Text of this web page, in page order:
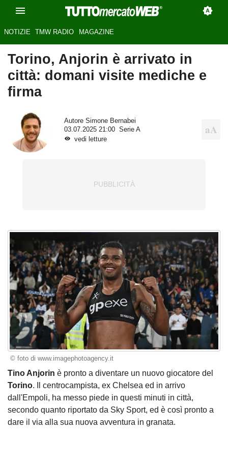
NOTIZIE TMW RADIO MAGAZINE
Torino, Anjorin è arrivato in
città: domani visite mediche e
firma
Autore Simone Bernabei
03.07.2025 21:00
Serie A
vedi letture
© foto di www.imagephotoagency.it
Tino Anjorin è pronto a diventare un nuovo giocatore del
Torino. Il centrocampista, ex Chelsea ed in arrivo
dall'Empoli, ha messo piede in questi minuti in città,
secondo quanto riportato da Sky Sport, ed è così pronto a
dare il via alla sua nuova avventura in granata.